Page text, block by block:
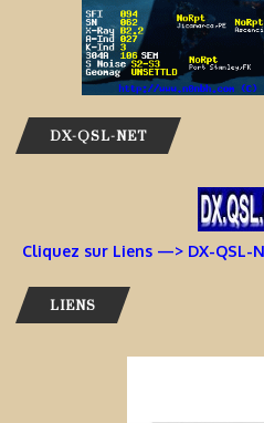
DX-QSL-NET
Cliquez sur Liens —> DX-QSL-
LIENS